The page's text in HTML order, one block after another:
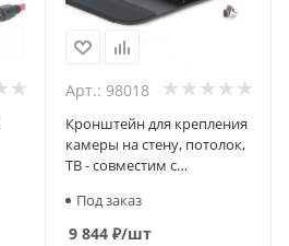
Арт.: 98018
Кронштейн для крепления
камеры на стену, потолок,
ТВ - совместим с
EVC(150,350,950)/VC/CAM
Под заказ
9 844₽/шт